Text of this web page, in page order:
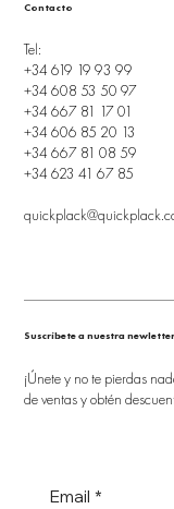
Tel:
+34 619 19 93 99
+34 608 53 50 97
+34 667 81 17 01
+34 606 85 20 13
+34 667 81 08 59
+34 623 41 67 85
Contacto
Suscríbete a nuestra newletter
¡Únete y no te pierdas
de ventas y obtén
Email *